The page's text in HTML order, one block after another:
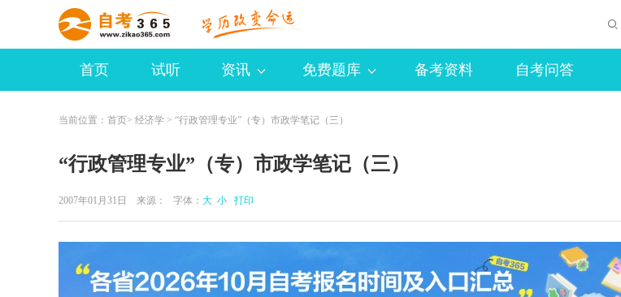
首页 试听 资讯 免费题库 备考资料 自考问答
当前位置： 首页> 经济学 > “行政管理专业”（专）市政学笔记（三）
“行政管理专业”（专）市政学笔记（三）
2007年01月31日 来源： 字体： 大 小 打印